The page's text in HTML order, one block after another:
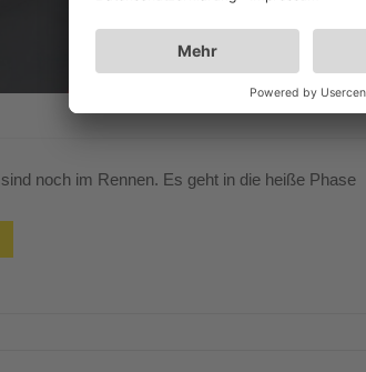
noch im Rennen. Es geht in die heiße Phase